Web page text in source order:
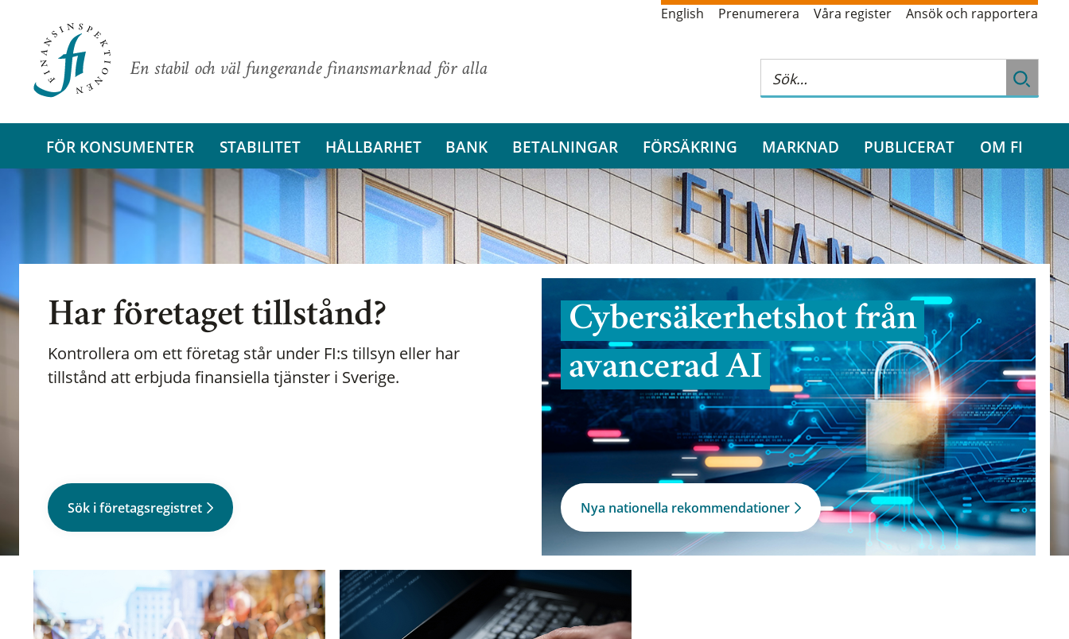
En stabil och väl fungerande finansmarknad för alla
English Prenumerera Våra register Ansök och rapportera
FÖR KONSUMENTER STABILITET HÅLLBARHET BANK BETALNINGAR FÖRSÄKRING MARKNAD PUBLICERAT OM FI
Har företaget tillstånd?
Kontrollera om ett företag står under FI:s tillsyn eller har
tillstånd att erbjuda finansiella tjänster i Sverige.
Sök i företagsregistret
Cybersäkerhetshot från
avancerad AI
Nya nationella rekommendationer